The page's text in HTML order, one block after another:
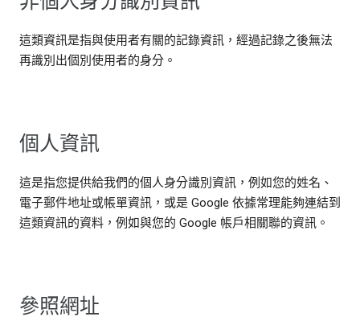
這類資訊是指與使用者有關的記錄資訊，經過記錄之後無法
再識別出個別使用者的身分。
個人資訊
這是指您提供給我們的個人身分識別資訊，例如您的姓名、
電子郵件地址或帳單資訊，或是 Google 依據常理能夠連結到
這類資訊的資料，例如與您的 Google 帳戶相關聯的資訊。
參照網址